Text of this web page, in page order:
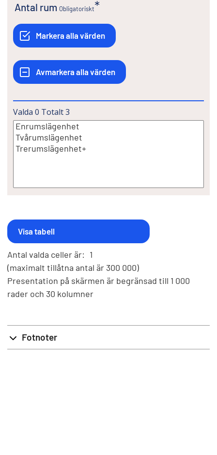
Antal rum Obligatoriskt
Valda 0 Totalt3
Antal valda celler är: 1
(maximalt tillåtna antal är 300 000)
Presentation på skärmen är begränsad till 1 000
rader och 30 kolumner
Fotnoter